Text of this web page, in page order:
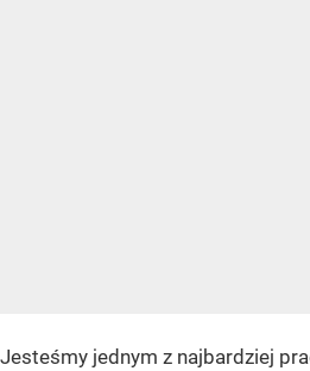
Jesteśmy jednym z najbardziej